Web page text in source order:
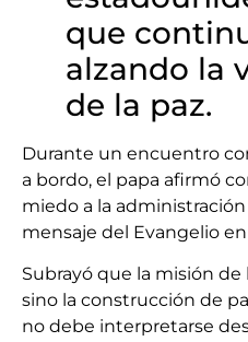
que
alzando la
de la paz.
Durante un encuentro
a bordo, el papa afirmó
miedo a la
mensaje del Evangelio en
Subrayó que la misión de
sino la construcción de
no debe interpretarse